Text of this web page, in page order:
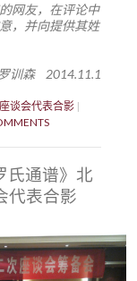
网友，在评论中
，并向提供其姓
训森 2014.11.1
谈会代表合影
氏通谱》北
代表合影